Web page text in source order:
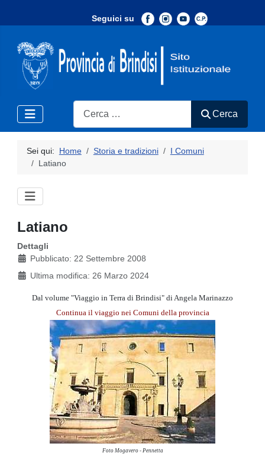
Seguici su
Search
Cerca
Sei qui: Home Storia e tradizioni
I Comuni
Latiano
Latiano
Dettagli
Pubblicato: 22 Settembre 2008
Ultima modifica: 26 Marzo 2024
Dal volume "Viaggio in Terra di Brindisi" di Angela Marinazzo
Continua il viaggio nei Comuni della provincia
Foto Mogavero - Pennetta